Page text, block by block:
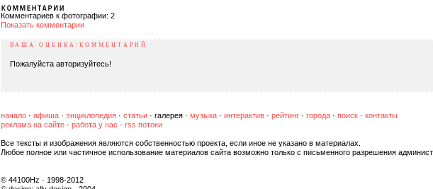
Комментариев к фотографии: 2
Показать комментарии
ВАША ОЦЕНКА/КОММЕНТАРИЙ
Пожалуйста авторизуйтесь!
начало · афиша · энциклопедия · статьи · галерея · музыка · интерактив · рейтинг · города · поиск · контакты
реклама на сайте · работа у нас · rss потоки
Все тексты и изображения являются собственностью проекта, если иное не указано в материалах.
Любое полное или частичное использование материалов сайта возможно только с письменного разрешения
© 44100Hz · 1998-2012